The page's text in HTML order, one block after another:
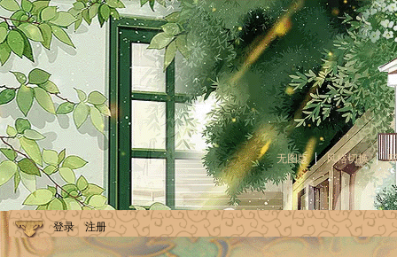
无图版 风格切换
登录 注册